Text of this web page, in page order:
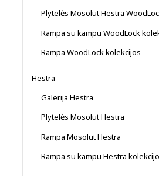
Plytelės Mosolut Hestra
Rampa su kampu WoodLock
Rampa WoodLock kolekcijos
Hestra
Galerija Hestra
Plytelės Mosolut Hestra
Rampa Mosolut Hestra
Rampa su kampu Hestra